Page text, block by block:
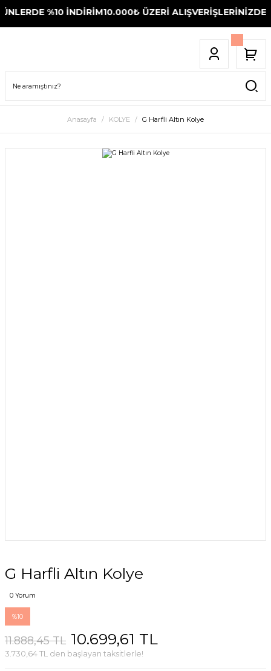
%10 İNDİRİM10.000₺ ÜZERİ ALIŞVERİŞLERİNİZDE
Anasayfa KOLYE G Harfli Altın Kolye
G Harfli Altın Kolye
0 Yorum
%10
11.888,45 TL 10.699,61 TL
3.730,64 TL den başlayan taksitlerle!